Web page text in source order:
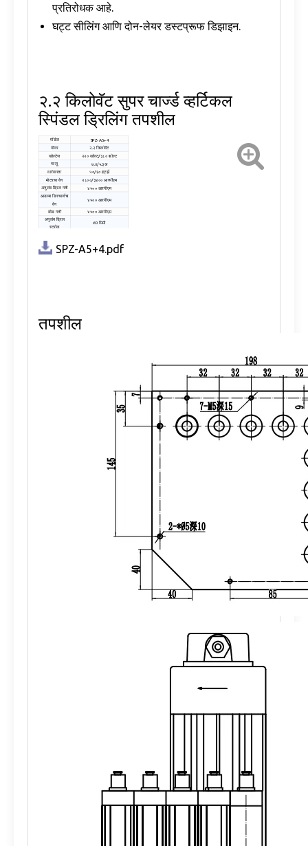
प्रतिरोधक आहे.
घट्ट सीलिंग आणि दोन-लेयर डस्टप्रूफ डिझाइन.
२.२ किलोवॅट सुपर चार्ज्ड व्हर्टिकल
स्पिंडल ड्रिलिंग तपशील
मॉडेल SPZ-A5+4
पॉवर
२.२ किलोवॅट
व्होल्टेज
२२० व्होल्ट/३८० व्होल्ट
चालू ७.४/५.३अ
वारंवारता
५०/६० हर्ट्झ
मोटरचा वेग
२८००/३४०० आरपीएम
अनुलंब ड्रिल गती
४५०० आरपीएम
आडव्या डिस्चार्जचा
वेग
४५०० आरपीएम
ब्लेड गती
४५०० आरपीएम
अनुलंब ड्रिल
स्ट्रोक
60 मिमी
SPZ-A5+4.pdf
तपशील